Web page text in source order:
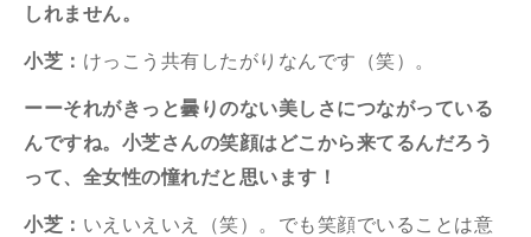
しれません。
小芝： けっこう共有したがりなんです（笑）。
ーーそれがきっと曇りのない美しさにつながっている
んですね。小芝さんの笑顔はどこから来てるんだろう
って、全女性の憧れだと思います！
小芝： いえいえいえ（笑）。でも笑顔でいることは意